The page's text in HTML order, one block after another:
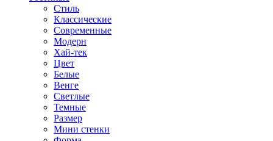
Стиль
Классические
Современные
Модерн
Хай-тек
Цвет
Белые
Венге
Светлые
Темные
Размер
Мини стенки